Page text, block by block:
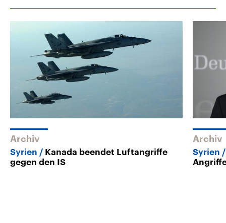
Archiv
Syrien
Kanada beendet Luftangriffe
gegen den IS
Archiv
Syrien